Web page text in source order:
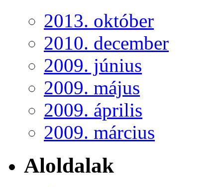
2013. október
2010. december
2009. június
2009. május
2009. április
2009. március
Aloldalak